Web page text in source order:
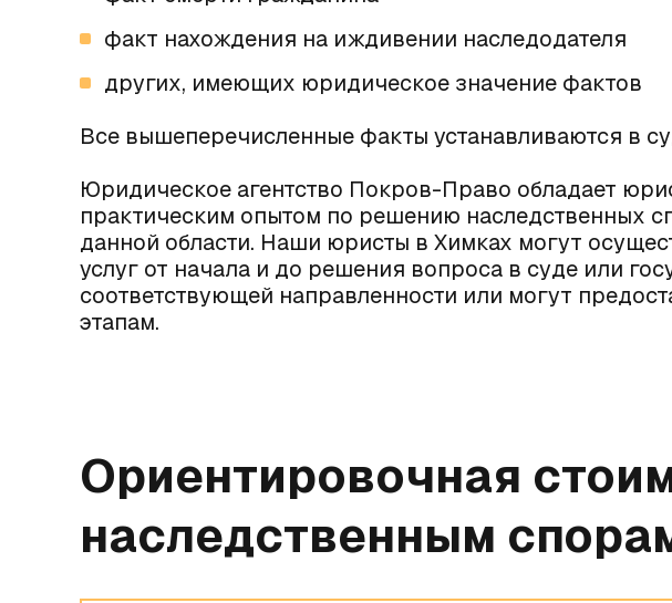
факт нахождения на иждивении наследодателя
других, имеющих юридическое значение фактов
Все вышеперечисленные факты устанавливаются в
Юридическое агентство Покров-Право обладает
практическим опытом по решению наследственных
данной области. Наши юристы в Химках могут
услуг от начала и до решения вопроса в суде или
соответствующей направленности или могут
этапам.
Ориентировочная
наследственным